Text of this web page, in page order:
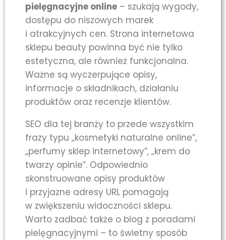
pielęgnacyjne online – szukają wygody,
dostępu do niszowych marek
i atrakcyjnych cen. Strona internetowa
sklepu beauty powinna być nie tylko
estetyczna, ale również funkcjonalna.
Ważne są wyczerpujące opisy,
informacje o składnikach, działaniu
produktów oraz recenzje klientów.
SEO dla tej branży to przede wszystkim
frazy typu „kosmetyki naturalne online”,
„perfumy sklep internetowy”, „krem do
twarzy opinie”. Odpowiednio
skonstruowane opisy produktów
i przyjazne adresy URL pomagają
w zwiększeniu widoczności sklepu.
Warto zadbać także o blog z poradami
pielęgnacyjnymi – to świetny sposób